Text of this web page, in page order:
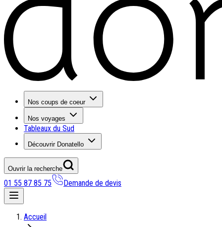
Nos coups de coeur
Nos voyages
Tableaux du Sud
Découvrir Donatello
Ouvrir la recherche
01 55 87 85 75 Demande de devis
Nos coups de coeur
Accueil